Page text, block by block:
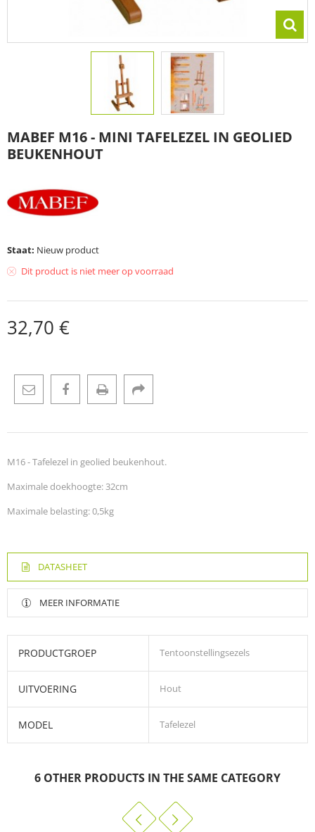
MABEF M16 - MINI TAFELEZEL IN GEOLIED
BEUKENHOUT
Staat: Nieuw product
Dit product is niet meer op voorraad
32,70 €
M16 - Tafelezel in geolied beukenhout.
Maximale doekhoogte: 32cm
Maximale belasting: 0,5kg
DATASHEET
MEER INFORMATIE
PRODUCTGROEP Tentoonstellingsezels
UITVOERING Hout
MODEL Tafelezel
Draagvlak voor het doek in de hoogte en de schuinte
regelbaar
Hoogte van de schildersezel: min. 42cm - max. 53cm
Breedte van de schildersezel: 16cm
6 OTHER PRODUCTS IN THE SAME CATEGORY